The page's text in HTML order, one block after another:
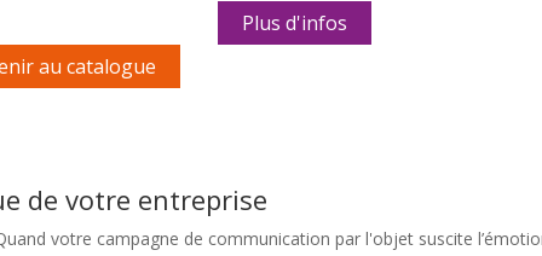
Plus d'infos
au catalogue
de votre entreprise
votre campagne de communication par l'objet suscite